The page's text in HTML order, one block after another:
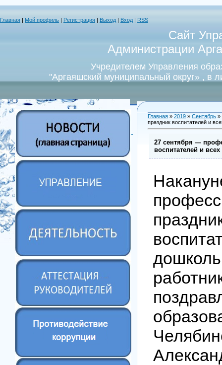
Главная Мой профиль Регистрация Выход Вход RSS
Сайт
Администрации
Учредителем Управления
"Аргаяшский муниципальный округ» , в
Главная » 2019 » Сентябрь »
праздник воспитателей и
27 сентября —
воспитателей и